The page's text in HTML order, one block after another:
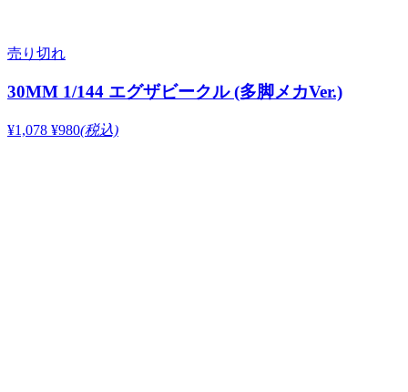
売り切れ
30MM 1/144 エグザビークル (多脚メカVer.)
¥1,078 ¥980(税込)